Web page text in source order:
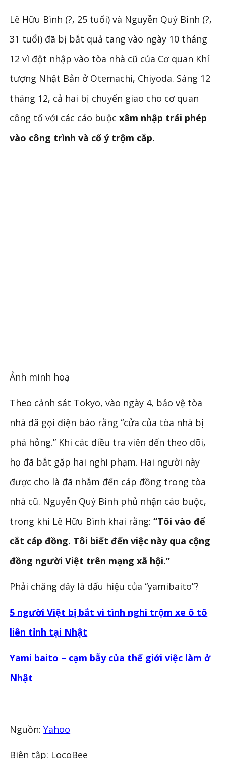
Lê Hữu Bình (?, 25 tuổi) và Nguyễn Quý Bình (?,
31 tuổi) đã bị bắt quả tang vào ngày 10 tháng
12 vì đột nhập vào tòa nhà cũ của Cơ quan Khí
tượng Nhật Bản ở Otemachi, Chiyoda. Sáng 12
tháng 12, cả hai bị chuyển giao cho cơ quan
công tố với các cáo buộcxâm nhập trái phép
vào công trình và cố ý trộm cắp.
Ảnh minh hoạ
Theo cảnh sát Tokyo, vào ngày 4, bảo vệ tòa
nhà đã gọi điện báo rằng “cửa của tòa nhà bị
phá hỏng.” Khi các điều tra viên đến theo dõi,
họ đã bắt gặp hai nghi phạm. Hai người này
được cho là đã nhắm đến cáp đồng trong tòa
nhà cũ. Nguyễn Quý Bình phủ nhận cáo buộc,
trong khi Lê Hữu Bình khai rằng:“Tôi vào để
cắt cáp đồng. Tôi biết đến việc này qua cộng
đồng người Việt trên mạng xã hội.”
Phải chăng đây là dấu hiệu của “yamibaito”?
5 người Việt bị bắt vì tình nghi trộm xe ô tô
liên tỉnh tại Nhật
Yami baito – cạm bẫy của thế giới việc làm ở
Nhật
Nguồn:Yahoo
Biên tập: LocoBee